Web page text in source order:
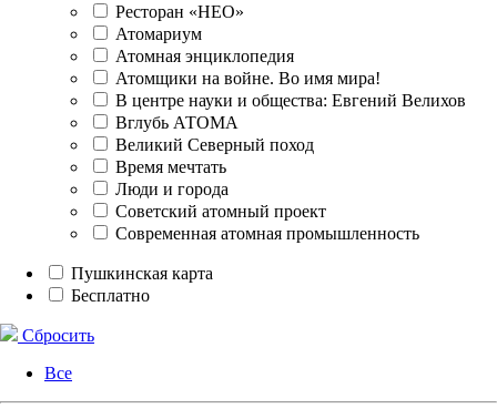
Ресторан «НЕО»
Атомариум
Атомная энциклопедия
Атомщики на войне. Во имя мира!
В центре науки и общества: Евгений Велихов
Вглубь АТОМА
Великий Северный поход
Время мечтать
Люди и города
Советский атомный проект
Современная атомная промышленность
Пушкинская карта
Бесплатно
Сбросить
Все